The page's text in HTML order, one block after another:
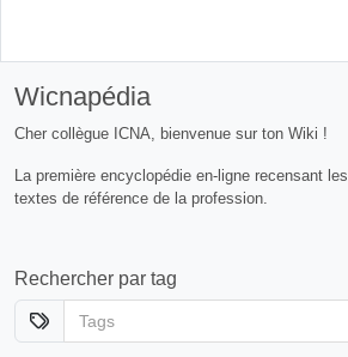
Wicnapédia
Cher collègue ICNA, bienvenue sur ton Wiki !
La première encyclopédie en-ligne recensant les
textes de référence de la profession.
Rechercher par tag